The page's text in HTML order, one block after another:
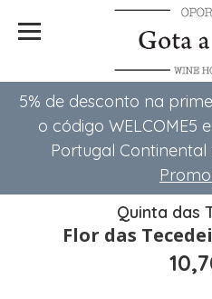
5% de desconto na
o código WELCOME5
Portugal
Quinta das
Flor das